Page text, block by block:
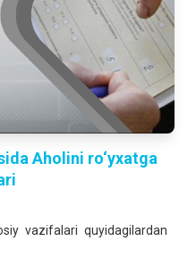
Аholini ro‘yxatga
vazifalari quyidagilardan